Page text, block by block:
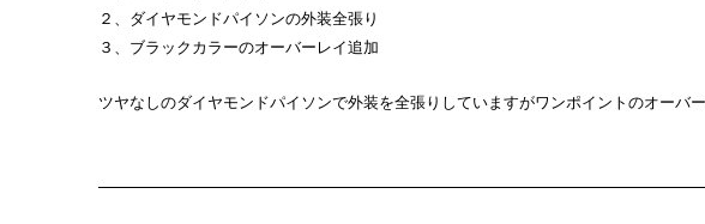
２、ダイヤモンドパイソンの外装全張り
３、ブラックカラーのオーバーレイ追加
ツヤなしのダイヤモンドパイソンで外装を全張りしていますがワンポイントのオーバ